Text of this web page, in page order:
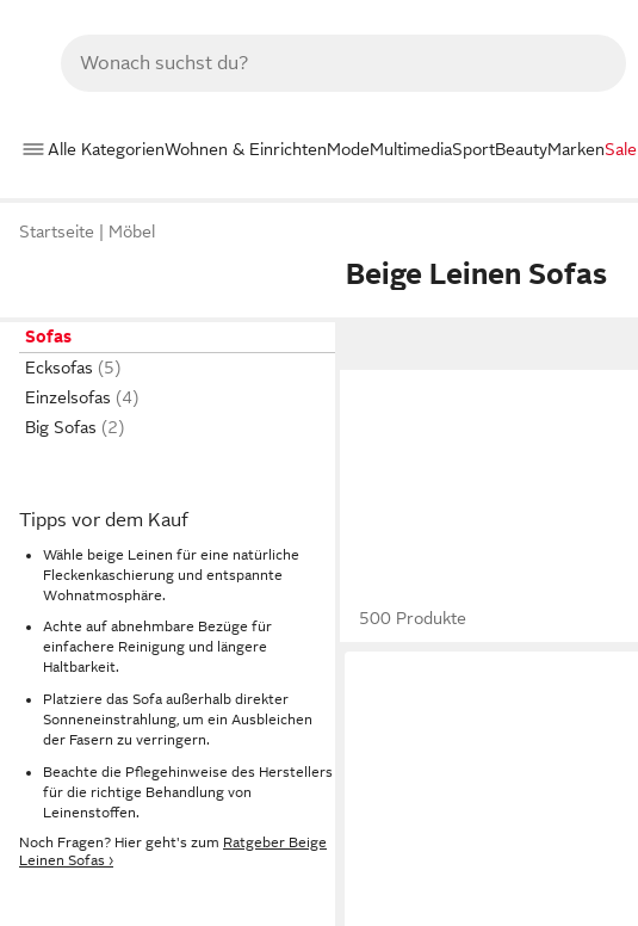
Alle KategorienWohnen & EinrichtenModeMultimediaSportBeautyMarkenSale
Startseite Möbel
Beige Leinen Sofas
Sofas
Ecksofas
Einzelsofas
Big Sofas
Tipps vor dem Kauf
Wähle beige Leinen für eine natürliche
Fleckenkaschierung und entspannte
Wohnatmosphäre.
Achte auf abnehmbare Bezüge für
einfachere Reinigung und längere
Haltbarkeit.
Platziere das Sofa außerhalb direkter
Sonneneinstrahlung, um ein Ausbleichen
der Fasern zu verringern.
Beachte die Pflegehinweise des Herstellers
für die richtige Behandlung von
Leinenstoffen.
Noch Fragen? Hier geht's zum Ratgeber Beige
Leinen Sofas ›
500 Produkte